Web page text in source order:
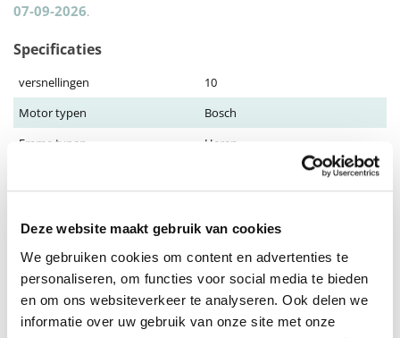
Deze website maakt gebruik van cookies
We gebruiken cookies om content en advertenties te
personaliseren, om functies voor social media te bieden
en om ons websiteverkeer te analyseren. Ook delen we
informatie over uw gebruik van onze site met onze
07-09-2026.
Specificaties
versnellingen
10
Motor typen
Bosch
Frame typen
Heren
Accu
500 Wh
Toon meer
Omschrijving